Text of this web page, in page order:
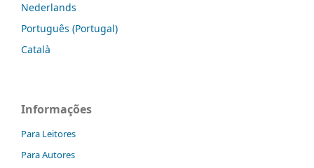
Nederlands
Português (Portugal)
Català
Informações
Para Leitores
Para Autores